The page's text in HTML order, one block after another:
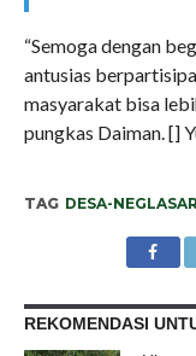
“Semoga dengan
antusias
masyarakat bisa
pungkas Daiman. []
TAG DESA-
REKOMENDASI